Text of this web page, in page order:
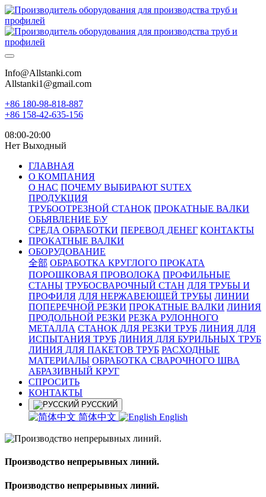
Info@Allstanki.com
Allstanki1@gmail.com
+86 180-98-818-887
+86 158-42-635-156
08:00-20:00
Нет Выходный
ГЛАВНАЯ
О КОМПАНИЯ
О НАС ПОЧЕМУ ВЫБИРАЮТ SUTEX
ПРОДУКЦИЯ
ТРУБООТРЕЗНОЙ СТАНОК ПРОКАТНЫЕ ВАЛКИ
ОБЬЯВЛЕНИЕ Б\У
СРЕДА ОБРАБОТКИ ПЕРЕВОД ДЕНЕГ КОНТАКТЫ
ПРОКАТНЫЕ ВАЛКИ
ОБОРУДОВАНИЕ
全部 ОБРАБОТКА КРУГЛОГО ПРОКАТА
ПОРОШКОВАЯ ПРОВОЛОКА ПРОФИЛЬНЫЕ
СТАНЫ ТРУБОСВАРОЧНЫЙ СТАН ДЛЯ ТРУБЫ И
ПРОФИЛЯ ДЛЯ НЕРЖАВЕЮЩЕЙ ТРУБЫ ЛИНИИ
ПОПЕРЕЧНОЙ РЕЗКИ ПРОКАТНЫЕ ВАЛКИ ЛИНИЯ
ПРОДОЛЬНОЙ РЕЗКИ РЕЗКА РУЛОННОГО
МЕТАЛЛА СТАНОК ДЛЯ РЕЗКИ ТРУБ ЛИНИЯ ДЛЯ
ИСПЫТАНИЯ ТРУБ ЛИНИЯ ДЛЯ БУРИЛЬНЫХ ТРУБ
ЛИНИЯ ДЛЯ ПАКЕТОВ ТРУБ РАСХОДНЫЕ
МАТЕРИАЛЫ OБРАБОТКА СВАРОЧНОГО ШВА
АБРАЗИВНЫЙ КРУГ
СПРОСИТЬ
КОНТАКТЫ
РУССКИЙ
简体中文 English
Производство непрерывных линий.
Производство непрерывных линий.